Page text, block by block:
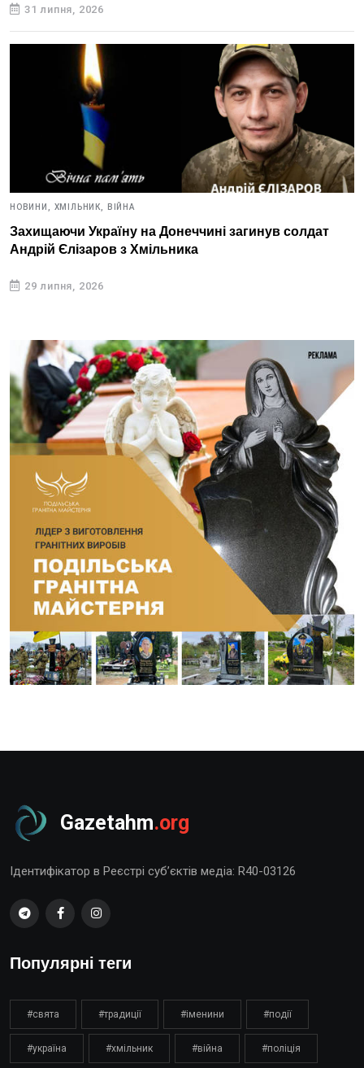
31 липня, 2026
НОВИНИ, ХМІЛЬНИК, ВІЙНА
Захищаючи Україну на Донеччині загинув солдат
Андрій Єлізаров з Хмільника
29 липня, 2026
Gazetahm.org
Ідентифікатор в Реєстрі суб’єктів медіа: R40-03126
Популярні теги
#свята #традиції #іменини #події
#україна #хмільник #війна #поліція